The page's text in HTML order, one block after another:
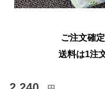
ご注文確
送料は1注